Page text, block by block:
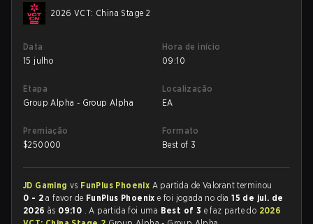
2026 VCT: China Stage 2
Data
15 julho
Hora de início
09:10
Etapa
Group Alpha - Group Alpha
Localização
EA
Premiação
$250000
Formato
Best of 3
JD Gaming vs FunPlus Phoenix A partida de Valorant terminou
0 - 2 a favor de FunPlus Phoenixe foi jogada no dia15 de jul. de
2026 às 09:10 . A partida foi uma Best of 3 e faz parte do 2026